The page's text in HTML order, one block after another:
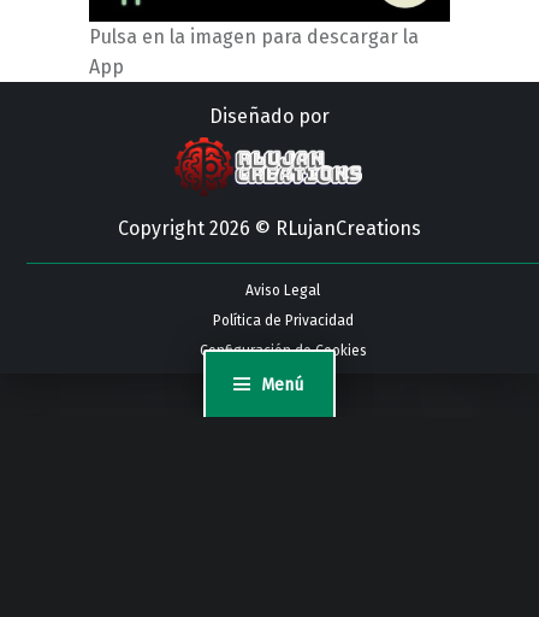
Menú
Pulsa en la imagen para descargar la
App
Diseñado por
Copyright 2026 © RLujanCreations
Aviso Legal
Política de Privacidad
Configuración de Cookies